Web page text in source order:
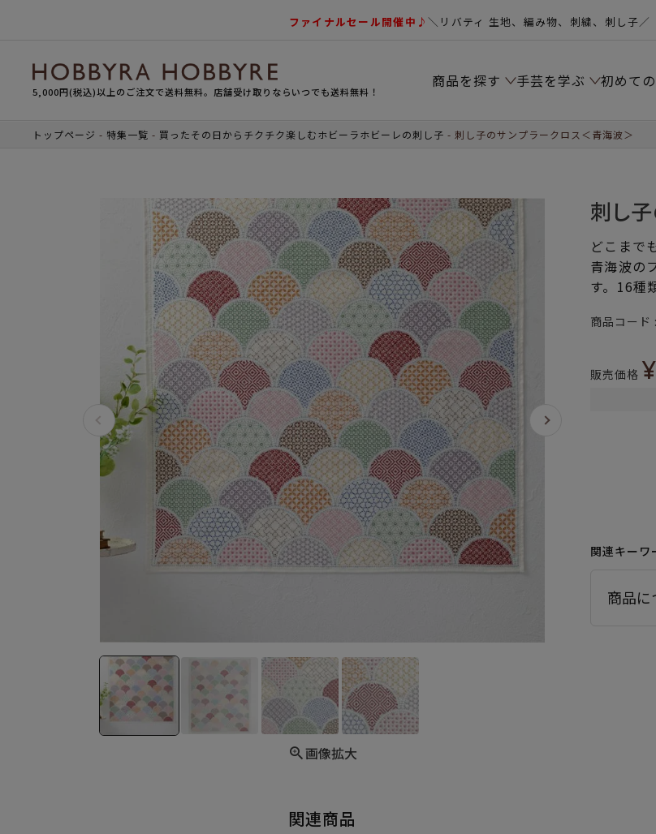
ファイナルセール開催中♪＼リバティ 生地、編み物、刺繍、刺し子／
5,000円(税込)以上のご注文で送料無料。店舗受け取りならいつでも送料無料！
商品を探す 手芸を学ぶ 初めて
トップページ 特集一覧 買ったその日からチクチク楽しむホビーラホビーレの刺し子 刺し子のサンプラークロス＜青海波＞
画像拡大
関連商品
刺し
どこまで
青海波の
す。16種
商品コード
販売価格 ¥
関連キーワ
商品